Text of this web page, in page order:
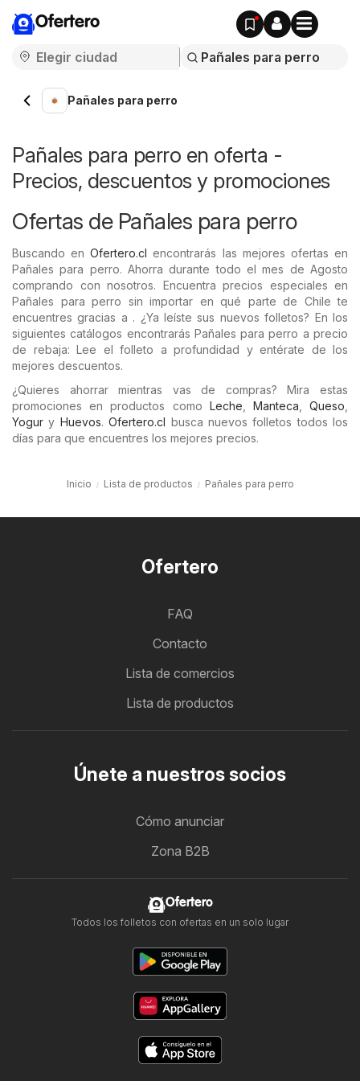
Ofertero
Pañales para perro
Pañales para perro en oferta -
Precios, descuentos y promociones
Ofertas de Pañales para perro
Buscando enOfertero.cl encontrarás las mejores ofertas en
Pañales para perro. Ahorra durante todo el mes de Agosto
comprando con nosotros. Encuentra precios especiales en
Pañales para perro sin importar en qué parte de Chile te
encuentres gracias a . ¿Ya leíste sus nuevos folletos? En los
siguientes catálogos encontrarás Pañales para perro a precio
de rebaja: Lee el folleto a profundidad y entérate de los
mejores descuentos.
¿Quieres ahorrar mientras vas de compras? Mira estas
promociones en productos como Leche Manteca ,Queso
Yogur y Huevos.Ofertero.cl busca nuevos folletos todos los
días para que encuentres los mejores precios.
Inicio Lista de productos Pañales para perro
Ofertero
FAQ
Contacto
Lista de comercios
Lista de productos
Únete a nuestros socios
Cómo anunciar
Zona B2B
Ofertero
Todos los folletos con ofertas en un solo lugar